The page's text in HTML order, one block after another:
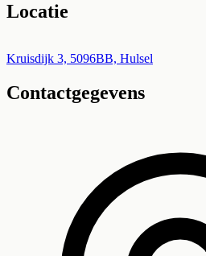
Locatie
+
−
Kruisdijk 3, 5096BB, Hulsel
Contactgegevens